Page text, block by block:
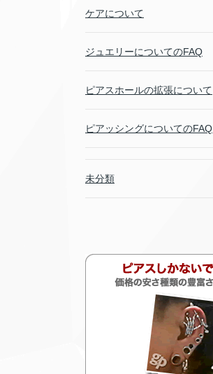
ケアについて
ジュエリーについてのFAQ
ピアスホールの拡張について
ピアッシングについてのFAQ
未分類